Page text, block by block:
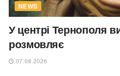
NEWS
У центрі Тернополя
розмовляє
07.08.2026